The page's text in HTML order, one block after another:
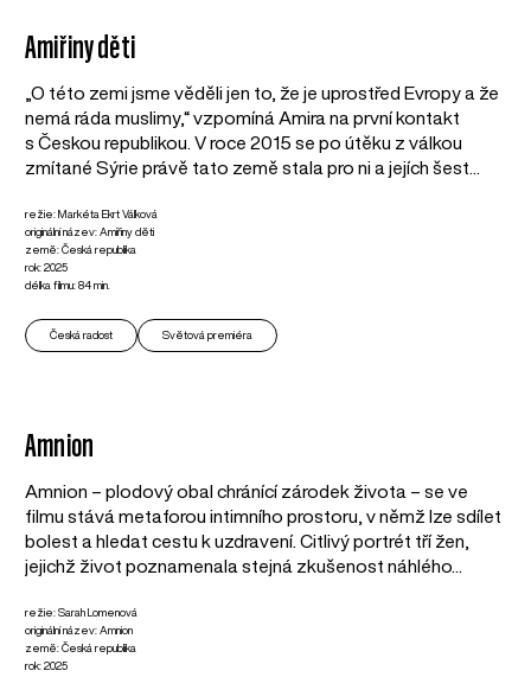
Amiřiny děti
„O této zemi jsme věděli jen to, že je uprostřed Evropy a že
nemá ráda muslimy,“ vzpomíná Amira na první kontakt
s Českou republikou. V roce 2015 se po útěku z válkou
zmítané Sýrie právě tato země stala pro ni a jejích šest...
režie: Markéta Ekrt Válková
originální název: Amiřiny děti
země: Česká republika
rok: 2025
délka filmu: 84 min.
Česká radost Světová premiéra
Amnion
Amnion – plodový obal chránící zárodek života – se ve
filmu stává metaforou intimního prostoru, v němž lze sdílet
bolest a hledat cestu k uzdravení. Citlivý portrét tří žen,
jejichž život poznamenala stejná zkušenost náhlého...
režie: Sarah Lomenová
originální název: Amnion
země: Česká republika
rok: 2025